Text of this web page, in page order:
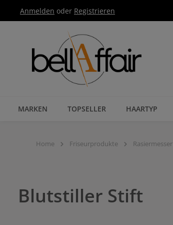
Hauptnavigation springen
Anmelden oder Registrieren
MARKEN TOPSELLER HAARTYP
Home Friseurprodukte Rasiermesser
Blutstiller Stift